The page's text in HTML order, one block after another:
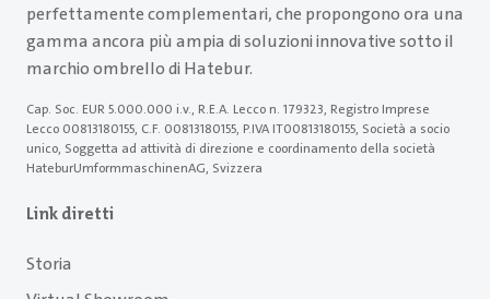
perfettamente complementari, che propongono ora una
gamma ancora più ampia di soluzioni innovative sotto il
marchio ombrello di Hatebur.
Cap. Soc. EUR 5.000.000 i.v., R.E.A. Lecco n. 179323, Registro Imprese
Lecco 00813180155, C.F. 00813180155, P.IVA IT00813180155, Società a socio
unico, Soggetta ad attività di direzione e coordinamento della società
HateburUmformmaschinenAG, Svizzera
Link diretti
Storia